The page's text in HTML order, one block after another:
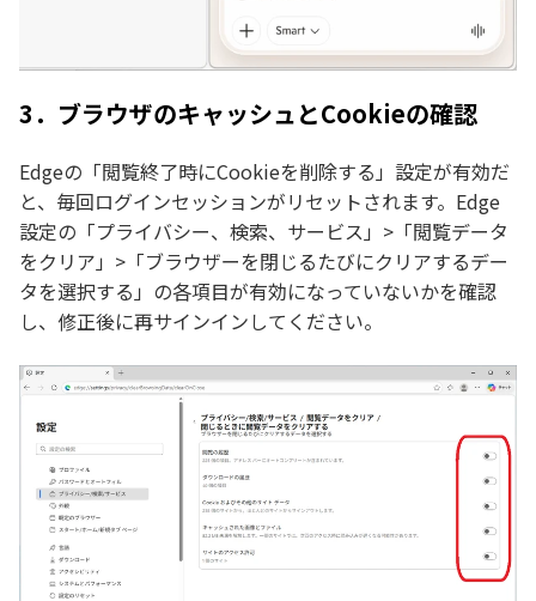
3．ブラウザのキャッシュとCookieの確認
Edgeの「閲覧終了時にCookieを削除する」設定が有効だ
と、毎回ログインセッションがリセットされます。Edge
設定の「プライバシー、検索、サービス」>「閲覧データ
をクリア」>「ブラウザーを閉じるたびにクリアするデー
タを選択する」の各項目が有効になっていないかを確認
し、修正後に再サインインしてください。